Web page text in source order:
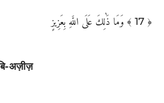
﴾ 17 ﴿
अज़ीज़